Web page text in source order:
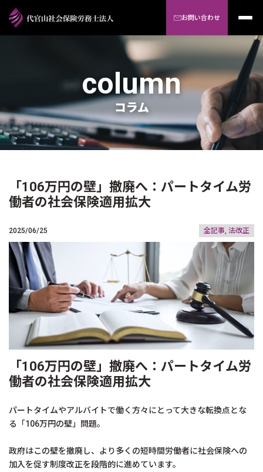
お問い合わせ
column
コラム
「106万円の壁」撤廃へ：パートタイム労
働者の社会保険適用拡大
2025/06/25 全記事, 法改正
「106万円の壁」撤廃へ：パートタイム労
働者の社会保険適用拡大
パートタイムやアルバイトで働く方々にとって大きな転換点とな
る「106万円の壁」問題。
政府はこの壁を撤廃し、より多くの短時間労働者に社会保険への
加入を促す制度改正を段階的に進めています。